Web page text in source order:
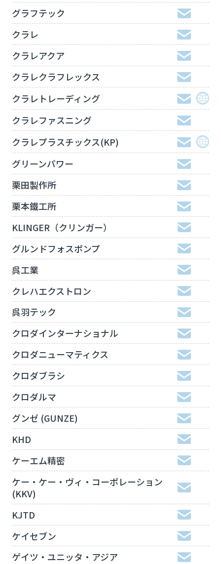
グラフテック
クラレ
クラレアクア
クラレクラフレックス
クラレトレーディング
クラレファスニング
クラレプラスチックス(KP)
グリーンパワー
栗田製作所
栗本鐵工所
KLINGER（クリンガー）
グルンドフォスポンプ
呉工業
クレハエクストロン
呉羽テック
クロダインターナショナル
クロダニューマティクス
クロダブラシ
クロダルマ
グンゼ (GUNZE)
KHD
ケーエム精密
ケー・ケー・ヴィ・コーポレーション
(KKV)
KJTD
ケイセブン
ゲイツ・ユニッタ・アジア